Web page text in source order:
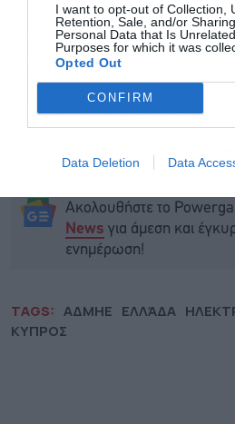
I want to opt-out of Collection,
Retention, Sale, and/or
Personal Data that Is
Purposes for which it was
Opted Out
CONFIRM
Data Deletion Data
Έρχεται υπουργική
Αντιστάθμισης Περικοπών
Επεκτείνεται για ένα
Ακολουθήστε το
News για άμεση και
ενημέρωση!
TAGS: ΑΔΜΗΕ ΕΛΛΆΔΑ
ΚΥΠΡΟΣ